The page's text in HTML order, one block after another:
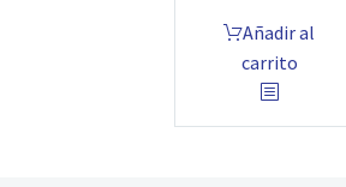
Añadir al
carrito